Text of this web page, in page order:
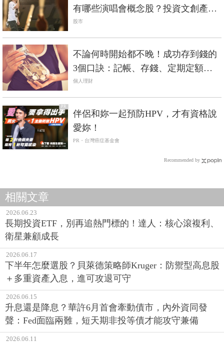
有哪些演唱會概念股？投資文創產業
的3要3不
股市
不論何時開始都不晚！成功存到錢的
3個口訣：記帳、存錢、定期定額買
ETF
個人理財
PR
伴侶和妳一起預防HPV，才有資格說
愛妳！
PR・台灣癌症基金會
Recommended by
相關文章
2026.06.23
長期投資ETF，別再追熱門標的！達人：核心滾複利、
衛星兼顧成長
2026.06.17
下半年怎麼選股？貝萊德策略師Kruger：防禦型高息股
＋多重資產入息，進可攻退可守
2026.06.15
升息還是降息？華許6月首會牽動債市，內外資同發
聲：Fed面臨兩難，短天期非投等債才能攻守兼備
2026.06.11